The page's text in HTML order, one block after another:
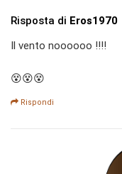
Risposta di Eros1970
Il vento noooooo !!!!
😵😵😵
Rispondi